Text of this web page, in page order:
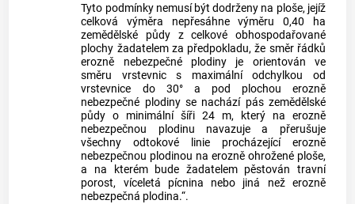
Tyto podmínky nemusí být dodrženy na ploše, jejíž
celková výměra nepřesáhne výměru 0,40 ha
zemědělské půdy z celkové obhospodařované
plochy žadatelem za předpokladu, že směr řádků
erozně nebezpečné plodiny je orientován ve
směru vrstevnic s maximální odchylkou od
vrstevnice do 30° a pod plochou erozně
nebezpečné plodiny se nachází pás zemědělské
půdy o minimální šíři 24 m, který na erozně
nebezpečnou plodinu navazuje a přerušuje
všechny odtokové linie procházející erozně
nebezpečnou plodinou na erozně ohrožené ploše,
a na kterém bude žadatelem pěstován travní
porost, víceletá pícnina nebo jiná než erozně
nebezpečná plodina.“.